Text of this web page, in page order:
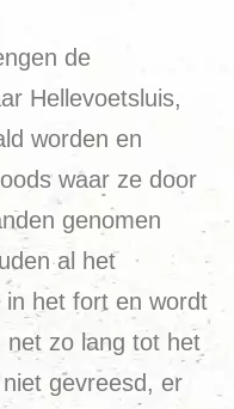
de
Hellevoetsluis,
worden en
waar ze door
genomen
al het
het fort en wordt
net zo lang tot het
gevreesd, er